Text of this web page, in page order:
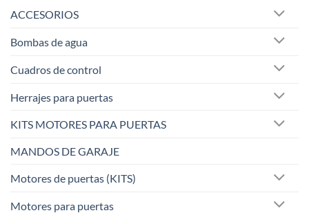
ACCESORIOS
Bombas de agua
Cuadros de control
Herrajes para puertas
KITS MOTORES PARA PUERTAS
MANDOS DE GARAJE
Motores de puertas (KITS)
Motores para puertas